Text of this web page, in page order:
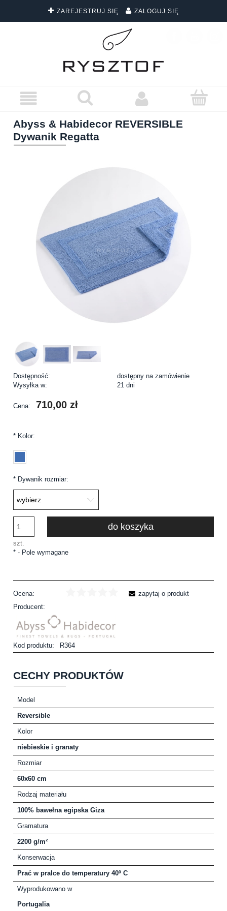
ZAREJESTRUJ SIĘ ZALOGUJ SIĘ
DARMOWA DOSTAWA WSZYSTKICH ZAMÓWIEŃ
Abyss & Habidecor REVERSIBLE
Dywanik Regatta
Dostępność:
dostępny na zamówienie
Wysyłka w:
21 dni
Cena: 710,00 zł
* Kolor:
* Dywanik rozmiar:
szt.
do koszyka
* - Pole wymagane
Ocena:
Producent:
Kod produktu: R364
zapytaj o produkt
CECHY PRODUKTÓW
Model
Reversible
Kolor
niebieskie i granaty
Rozmiar
60x60 cm
Rodzaj materiału
100% bawełna egipska Giza
Gramatura
2200 g/m²
Konserwacja
Prać w pralce do temperatury 40º C
Wyprodukowano w
Portugalia